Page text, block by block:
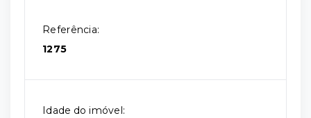
Referência:
1275
Idade do imóvel: